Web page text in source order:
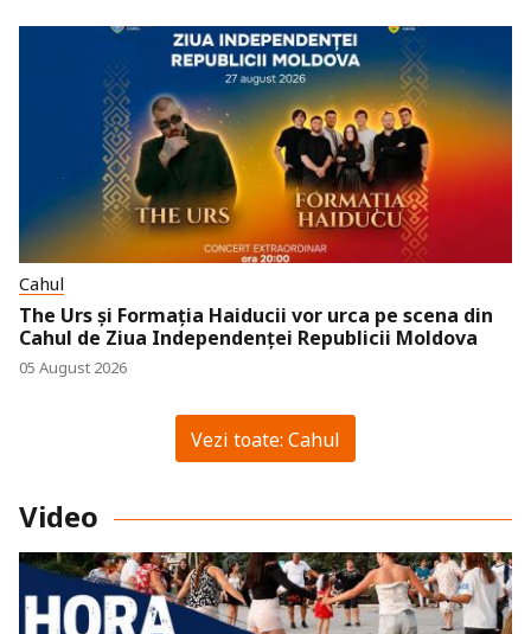
Cahul
The Urs și Formația Haiducii vor urca pe scena din
Cahul de Ziua Independenței Republicii Moldova
05 August 2026
Vezi toate: Cahul
Video